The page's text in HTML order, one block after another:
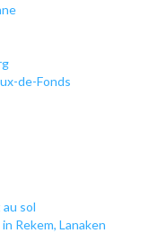
de-Fonds
sol
Rekem, Lanaken